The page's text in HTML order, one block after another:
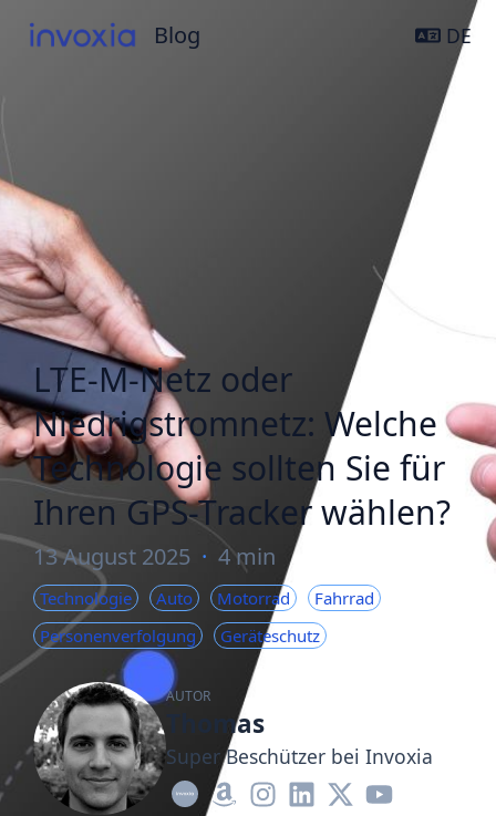
Blog Blog DE
LTE-M-Netz oder
Niedrigstromnetz: Welche
Technologie sollten Sie für
Ihren GPS-Tracker wählen?
13 August 2025 · 4 min
Technologie Auto Motorrad
Fahrrad
Personenverfolgung
Geräteschutz
AUTOR
Thomas
Super Beschützer bei Invoxia